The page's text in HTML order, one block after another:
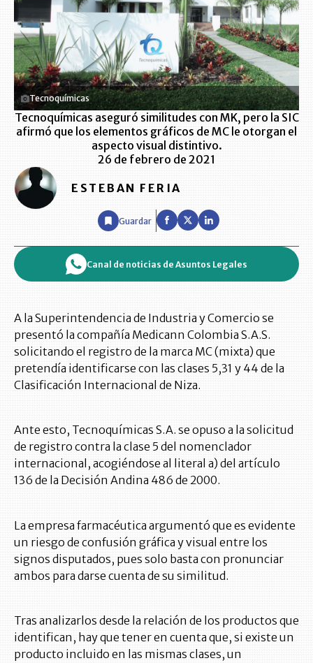
Tecnoquímicas
Tecnoquímicas aseguró similitudes con MK, pero la SIC
afirmó que los elementos gráficos de MC le otorgan el
aspecto visual distintivo.
26 de febrero de 2021
ESTEBAN FERIA
Guardar
Canal de noticias de Asuntos Legales
A la Superintendencia de Industria y Comercio se
presentó la compañía Medicann Colombia S.A.S.
solicitando el registro de la marca MC (mixta) que
pretendía identificarse con las clases 5,31 y 44 de la
Clasificación Internacional de Niza.
Ante esto, Tecnoquímicas S.A. se opuso a la solicitud
de registro contra la clase 5 del nomenclador
internacional, acogiéndose al literal a) del artículo
136 de la Decisión Andina 486 de 2000.
La empresa farmacéutica argumentó que es evidente
un riesgo de confusión gráfica y visual entre los
signos disputados, pues solo basta con pronunciar
ambos para darse cuenta de su similitud.
Tras analizarlos desde la relación de los productos que
identifican, hay que tener en cuenta que, si existe un
producto incluido en las mismas clases, un